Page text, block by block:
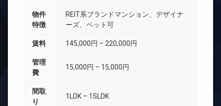
物件
特徴
REIT系ブランドマンション、デザイナ
ーズ、ペット可
賃料 145,000円 – 220,000円
管理
費
15,000円 – 15,000円
間取
り
1LDK – 1SLDK